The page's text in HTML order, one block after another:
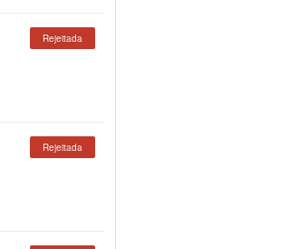
Rejeitada
Rejeitada